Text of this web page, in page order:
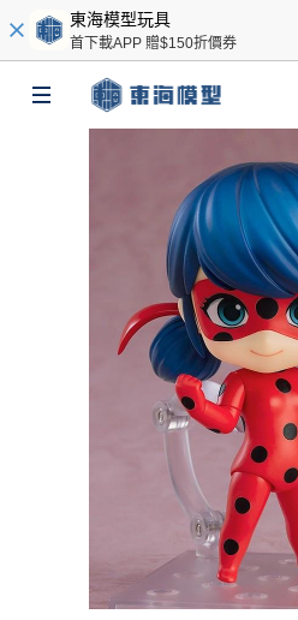
東海模型玩具
首下載APP 贈$150折價券